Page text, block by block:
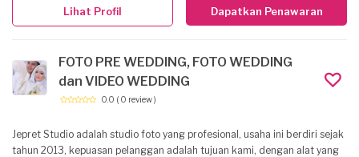
Dapatkan Penawaran
Lihat Profil
FOTO PRE WEDDING, FOTO WEDDING
dan VIDEO WEDDING
0.0 ( 0 review )
Jepret Studio adalah studio foto yang profesional, usaha ini berdiri sejak
tahun 2013, kepuasan pelanggan adalah tujuan kami, dengan alat yang